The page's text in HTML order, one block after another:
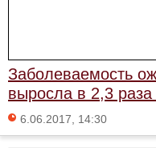
Заболеваемость
выросла в 2,3 раза
6.06.2017, 14:30